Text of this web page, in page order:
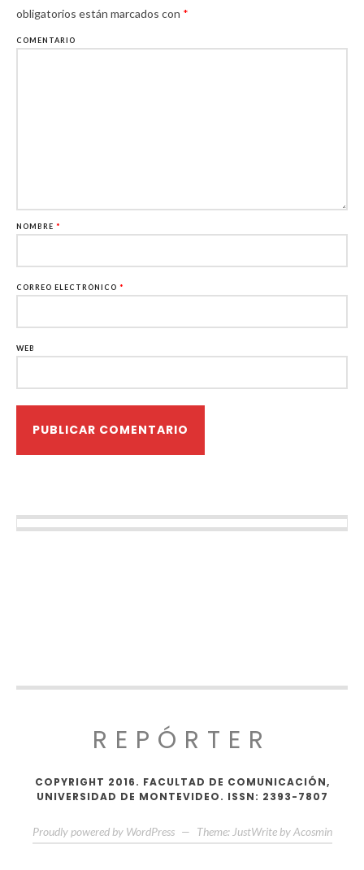
obligatorios están marcados con *
COMENTARIO
NOMBRE *
CORREO ELECTRÓNICO *
WEB
REPÓRTER
COPYRIGHT 2016. FACULTAD DE COMUNICACIÓN,
UNIVERSIDAD DE MONTEVIDEO. ISSN: 2393-7807
Proudly powered by WordPress — Theme: JustWrite by Acosmin